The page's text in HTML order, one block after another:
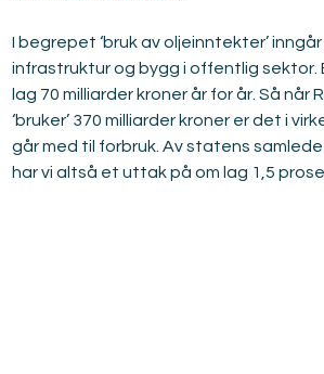
I begrepet ‘bruk av oljeinntekter’
infrastruktur og bygg i offentlig sektor.
lag 70 milliarder kroner år for år. Så når
‘bruker’ 370 milliarder kroner er det i
går med til forbruk. Av statens
har vi altså et uttak på om lag 1,5